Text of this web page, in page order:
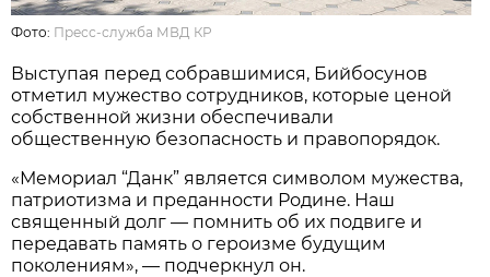
Фото: Пресс-служба МВД КР
Выступая перед собравшимися, Бийбосунов
отметил мужество сотрудников, которые ценой
собственной жизни обеспечивали
общественную безопасность и правопорядок.
«Мемориал “Данк” является символом мужества,
патриотизма и преданности Родине. Наш
священный долг — помнить об их подвиге и
передавать память о героизме будущим
поколениям», — подчеркнул он.